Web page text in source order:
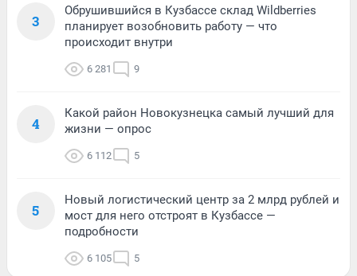
3
Обрушившийся в Кузбассе склад Wildberries
планирует возобновить работу — что
происходит внутри
6 281 9
4
Какой район Новокузнецка самый лучший для
жизни — опрос
6 112 5
5
Новый логистический центр за 2 млрд рублей и
мост для него отстроят в Кузбассе —
подробности
6 105 5